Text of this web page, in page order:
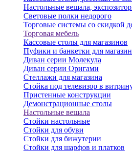
Настольные вешала,
Световые полки недорого
Торговые системы со скидкой
Торговая мебель
Кассовые столы для магазинов
Пуфики и банкетки для
Диван серии Молекула
Диван серии Оригами
Стеллажи для магазина
Стойка под телевизор в
Пристенные конструкции
Демонстрационные столы
Настольные вешала
Стойки настольные
Стойки для обуви
Стойки для бижутерии
Стойки для шарфов и платков